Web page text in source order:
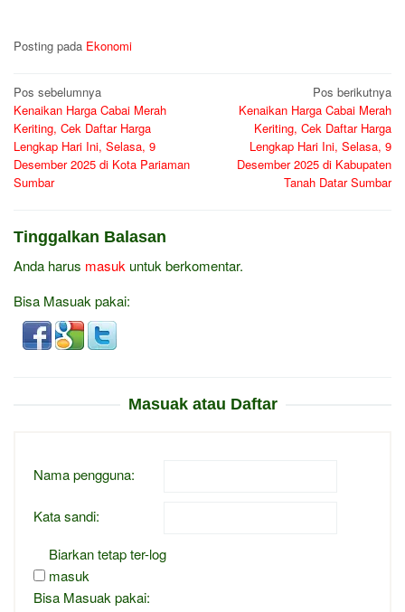
Posting pada Ekonomi
Navigasi
pos
Pos sebelumnya
Kenaikan Harga Cabai Merah
Keriting, Cek Daftar Harga
Lengkap Hari Ini, Selasa, 9
Desember 2025 di Kota Pariaman
Sumbar
Pos berikutnya
Kenaikan Harga Cabai Merah
Keriting, Cek Daftar Harga
Lengkap Hari Ini, Selasa, 9
Desember 2025 di Kabupaten
Tanah Datar Sumbar
Tinggalkan Balasan
Anda harus masuk untuk berkomentar.
Bisa Masuak pakai:
Masuak atau Daftar
Nama pengguna:
Kata sandi:
Biarkan tetap ter-log
masuk
Bisa Masuak pakai: